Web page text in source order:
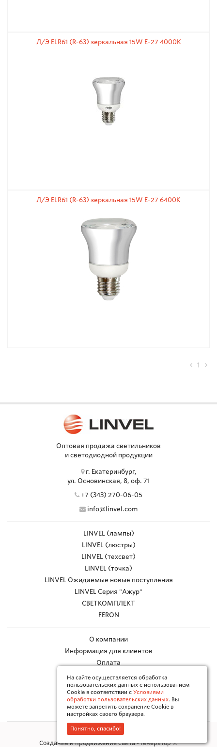
Л/Э ELR61 (R-63) зеркальная 15W E-27 4000К
Л/Э ELR61 (R-63) зеркальная 15W E-27 6400К
1
Оптовая продажа светильников
и светодиодной продукции
г. Екатеринбург,
ул. Основинская, 8, оф. 71
+7 (343) 270-06-05
info@linvel.com
LINVEL (лампы)
LINVEL (люстры)
LINVEL (техсвет)
LINVEL (точка)
LINVEL Ожидаемые новые поступления
LINVEL Серия "Ажур"
СВЕТКОМПЛЕКТ
FERON
О компании
Информация для клиентов
Оплата
Работа с браком
Каталоги в PDF
Контакты
Политика конфиденциальности
Создание и продвижение сайта - Генератор ©
На сайте осуществляется обработка
пользовательских данных с использованием
Cookie в соответствии с Условиями
обработки пользовательских данных. Вы
можете запретить сохранение Cookie в
настройках своего браузера.
Понятно, спасибо!